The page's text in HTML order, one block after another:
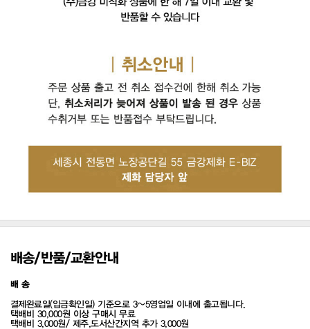
배송/반품/교환안내
배 송
결제완료일(입금확인일) 기준으로 3~5영업일 이내에 출고됩니다.
택배비 30,000원 이상 구매시 무료
택배비 3,000원/ 제주,도서산간지역 추가 3,000원